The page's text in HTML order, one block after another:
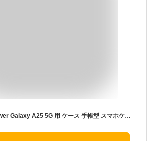
Elegante公式 Flower Galaxy A25 5G 用 ケース 手帳型 スマホケース 手帳 携帯ケース 花柄 ストラップ カード 収納 マグネット かわいい おしゃれ 手帳型ケース SC-53F SCG33 SM-A253Z 用 ラズベリー [XL]I158